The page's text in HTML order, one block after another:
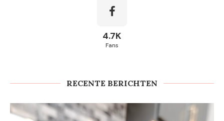
4.7K
Fans
RECENTE BERICHTEN